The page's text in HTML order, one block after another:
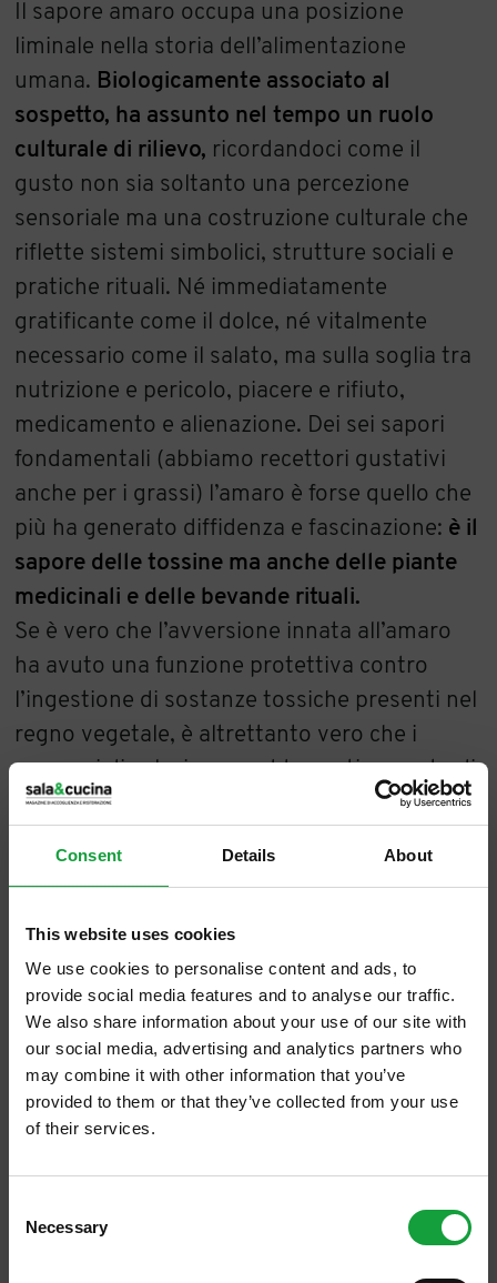
Consent Details About
This website uses cookies
We use cookies to personalise content and ads, to
provide social media features and to analyse our traffic.
We also share information about your use of our site with
our social media, advertising and analytics partners who
may combine it with other information that you’ve
provided to them or that they’ve collected from your use
of their services.
Selection
Necessary
Il sapore amaro occupa una posizione
liminale nella storia dell’alimentazione
umana. Biologicamente associato al
sospetto, ha assunto nel tempo un ruolo
culturale di rilievo, ricordandoci come il
gusto non sia soltanto una percezione
sensoriale ma una costruzione culturale che
riflette sistemi simbolici, strutture sociali e
pratiche rituali. Né immediatamente
gratificante come il dolce, né vitalmente
necessario come il salato, ma sulla soglia tra
nutrizione e pericolo, piacere e rifiuto,
medicamento e alienazione. Dei sei sapori
fondamentali (abbiamo recettori gustativi
anche per i grassi) l’amaro è forse quello che
più ha generato diffidenza e fascinazione: è il
sapore delle tossine ma anche delle piante
medicinali e delle bevande rituali.
Se è vero che l’avversione innata all’amaro
ha avuto una funzione protettiva contro
l’ingestione di sostanze tossiche presenti nel
regno vegetale, è altrettanto vero che i
processi di selezione e addomesticamento di
piante amare commestibili — dalla cicoria ai
Risorsa che nacque nelle cucine contadine, fu
nobilitata in quelle aristocratiche, ed è parte
del giacimento gastronomico che
caratterizza la cucina del Bel Paese. Ciò che
Massimo Montanari definisce “retrogusto
presenza di vegetali sia il “primo segreto”
della ricchezza e varietà che
L’amaro è
ISCRIVITI ALLA NEWSLETTER
Resta aggiornato su tutte le ultime novita nel campo